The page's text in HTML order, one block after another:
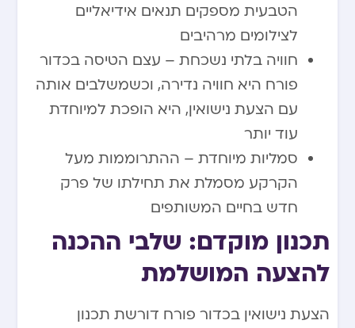
הטבעית מספקים תנאים אידיאליים
לצילומים מרהיבים
חוויה בלתי נשכחת – עצם הטיסה בכדור
פורח היא חוויה נדירה, וכשמשלבים אותה
עם הצעת נישואין, היא הופכת למיוחדת
עוד יותר
סמליות מיוחדת – ההתרוממות מעל
הקרקע מסמלת את תחילתו של פרק
חדש בחיים המשותפים
תכנון מוקדם: שלבי ההכנה
להצעה המושלמת
הצעת נישואין בכדור פורח דורשת תכנון